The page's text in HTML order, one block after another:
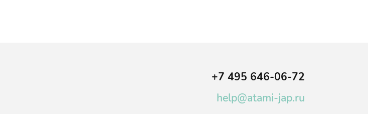
+7 495 646-06-72
help@atami-jap.ru